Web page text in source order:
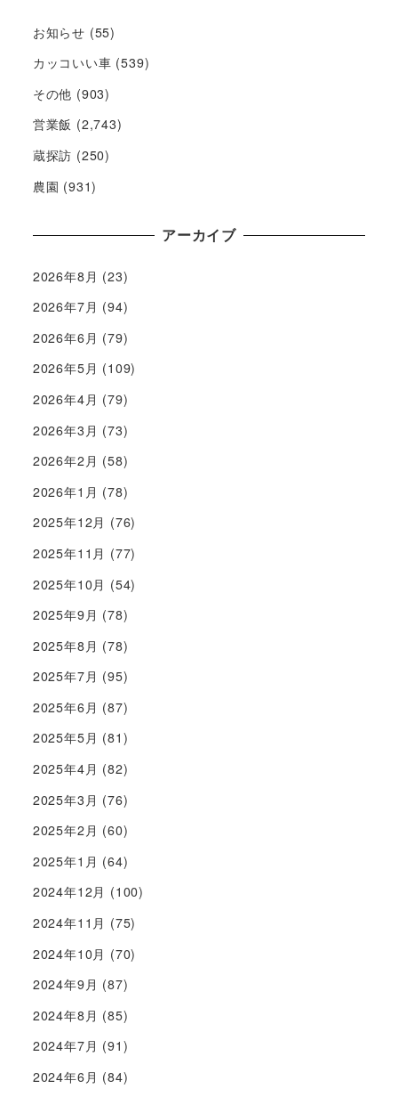
お知らせ (55)
カッコいい車 (539)
その他 (903)
営業飯 (2,743)
蔵探訪 (250)
農園 (931)
アーカイブ
2026年8月 (23)
2026年7月 (94)
2026年6月 (79)
2026年5月 (109)
2026年4月 (79)
2026年3月 (73)
2026年2月 (58)
2026年1月 (78)
2025年12月 (76)
2025年11月 (77)
2025年10月 (54)
2025年9月 (78)
2025年8月 (78)
2025年7月 (95)
2025年6月 (87)
2025年5月 (81)
2025年4月 (82)
2025年3月 (76)
2025年2月 (60)
2025年1月 (64)
2024年12月 (100)
2024年11月 (75)
2024年10月 (70)
2024年9月 (87)
2024年8月 (85)
2024年7月 (91)
2024年6月 (84)